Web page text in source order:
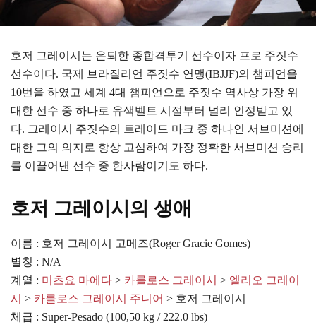
호저 그레이시는 은퇴한 종합격투기 선수이자 프로 주짓수
선수이다. 국제 브라질리언 주짓수 연맹(IBJJF)의 챔피언을
10번을 하였고 세계 4대 챔피언으로 주짓수 역사상 가장 위
대한 선수 중 하나로 유색벨트 시절부터 널리 인정받고 있
다. 그레이시 주짓수의 트레이드 마크 중 하나인 서브미션에
대한 그의 의지로 항상 고심하여 가장 정확한 서브미션 승리
를 이끌어낸 선수 중 한사람이기도 하다.
호저 그레이시의 생애
이름 : 호저 그레이시 고메즈(Roger Gracie Gomes)
별칭 : N/A
계열 : 미츠요 마에다 > 카를로스 그레이시 > 엘리오 그레이
시 > 카를로스 그레이시 주니어 > 호저 그레이시
체급 : Super-Pesado (100,50 kg / 222.0 lbs)